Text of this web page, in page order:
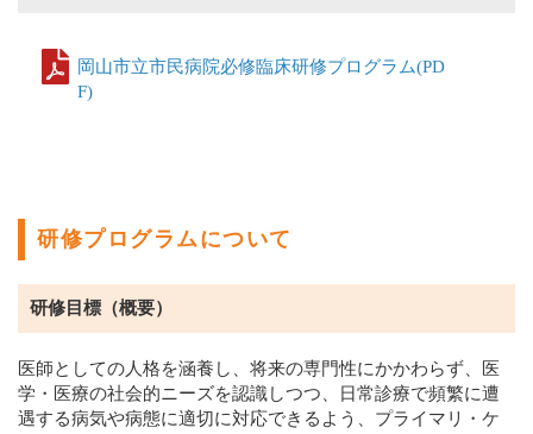
岡山市立市民病院必修臨床研修プログラム(PD
F)
研修プログラムについて
研修目標（概要）
医師としての人格を涵養し、将来の専門性にかかわらず、医
学・医療の社会的ニーズを認識しつつ、日常診療で頻繁に遭
遇する病気や病態に適切に対応できるよう、プライマリ・ケ